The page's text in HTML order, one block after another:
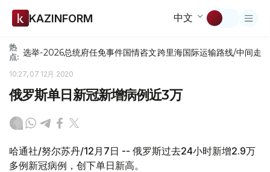
KAZINFORM 中文
热
点: 选举-2026总统府任免事件国情咨文跨里海国际运输路线/中间走廊
10:27, 07 12月 2020
俄罗斯单日新冠新增病例近3万
哈通社/努尔苏丹/12月7日 -- 俄罗斯过去24小时新增2.9万
多例新冠病例，创下单日新高。